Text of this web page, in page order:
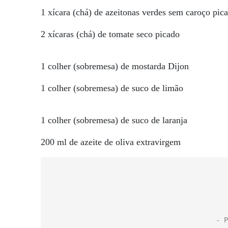
1 xícara (chá) de azeitonas verdes sem caroço
2 xícaras (chá) de tomate seco picado
1 colher (sobremesa) de mostarda Dijon
1 colher (sobremesa) de suco de limão
1 colher (sobremesa) de suco de laranja
200 ml de azeite de oliva extravirgem